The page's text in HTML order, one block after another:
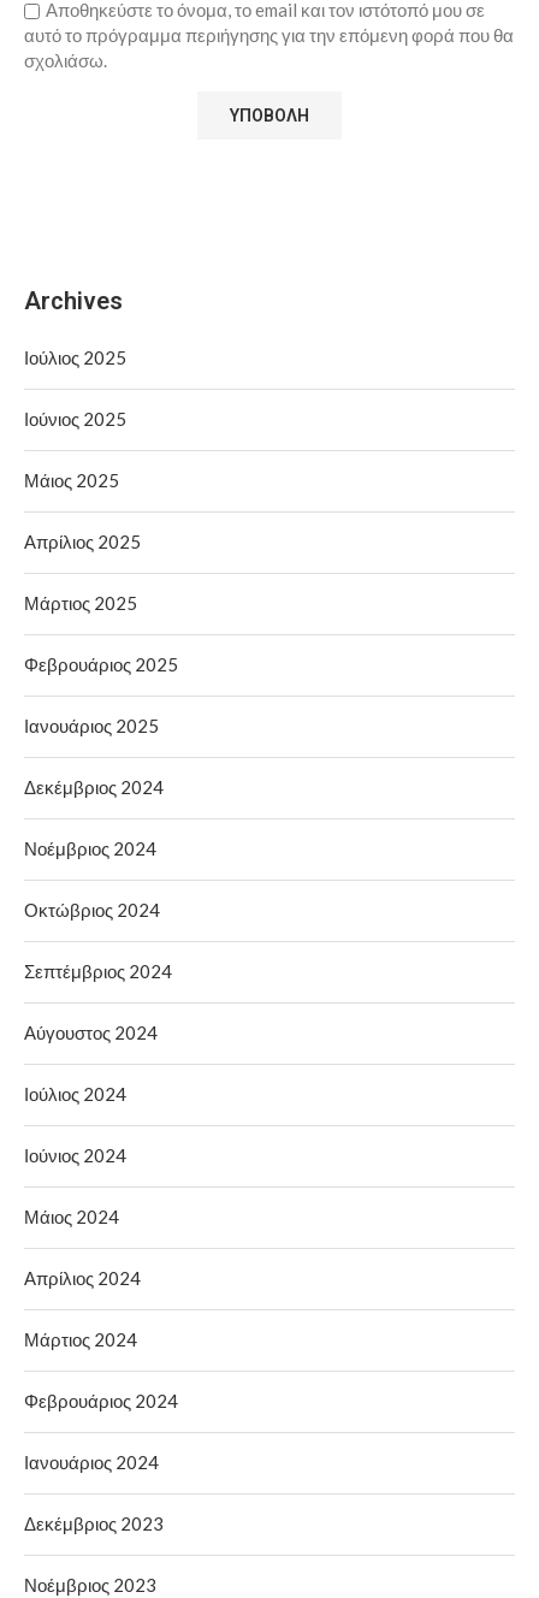
Αποθηκεύστε το όνομα, το email και τον ιστότοπό μου σε
αυτό το πρόγραμμα περιήγησης για την επόμενη φορά που θα
σχολιάσω.
Archives
Ιούλιος 2025
Ιούνιος 2025
Μάιος 2025
Απρίλιος 2025
Μάρτιος 2025
Φεβρουάριος 2025
Ιανουάριος 2025
Δεκέμβριος 2024
Νοέμβριος 2024
Οκτώβριος 2024
Σεπτέμβριος 2024
Αύγουστος 2024
Ιούλιος 2024
Ιούνιος 2024
Μάιος 2024
Απρίλιος 2024
Μάρτιος 2024
Φεβρουάριος 2024
Ιανουάριος 2024
Δεκέμβριος 2023
Νοέμβριος 2023